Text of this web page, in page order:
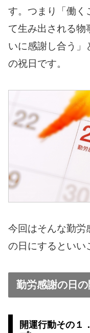
す。つまり「働く
て生み出される物
いに感謝し合う」
の祝日です。
今回はそんな勤労
の日にするとい
勤労感謝の日
開運行動その１